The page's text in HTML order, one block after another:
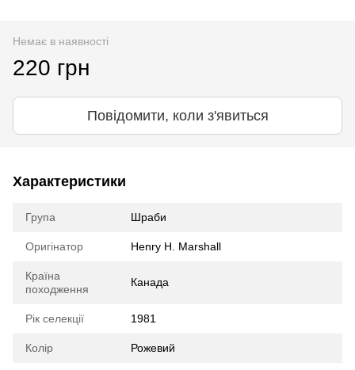
Немає в наявності
220 грн
Повідомити, коли з'явиться
Характеристики
Група Шраби
Оригінатор Henry H. Marshall
Країна
походження
Канада
Рік селекції 1981
Колір Рожевий